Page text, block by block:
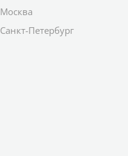
Москва
Санкт-Петербург